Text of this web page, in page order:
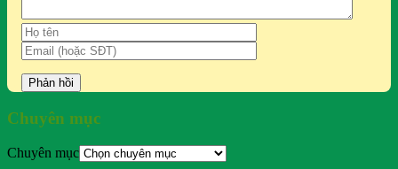
Chuyên mục
Chuyên mục